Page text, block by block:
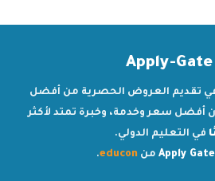
Apply-
العروض الحصرية من أفضل
أفضل سعر وخدمة، وخبرة تمتد لأكثر
في التعليم الدولي.
Apply Gate من educon
.